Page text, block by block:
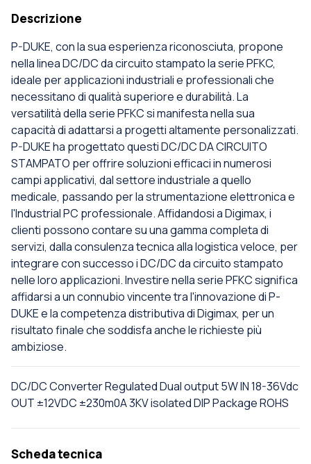
Descrizione
P-DUKE, con la sua esperienza riconosciuta, propone
nella linea DC/DC da circuito stampato la serie PFKC,
ideale per applicazioni industriali e professionali che
necessitano di qualità superiore e durabilità. La
versatilità della serie PFKC si manifesta nella sua
capacità di adattarsi a progetti altamente personalizzati.
P-DUKE ha progettato questi DC/DC DA CIRCUITO
STAMPATO per offrire soluzioni efficaci in numerosi
campi applicativi, dal settore industriale a quello
medicale, passando per la strumentazione elettronica e
l'Industrial PC professionale. Affidandosi a Digimax, i
clienti possono contare su una gamma completa di
servizi, dalla consulenza tecnica alla logistica veloce, per
integrare con successo i DC/DC da circuito stampato
nelle loro applicazioni. Investire nella serie PFKC significa
affidarsi a un connubio vincente tra l'innovazione di P-
DUKE e la competenza distributiva di Digimax, per un
risultato finale che soddisfa anche le richieste più
ambiziose.
DC/DC Converter Regulated Dual output 5W IN 18-36Vdc
OUT ±12VDC ±230m0A 3KV isolated DIP Package ROHS
Scheda tecnica